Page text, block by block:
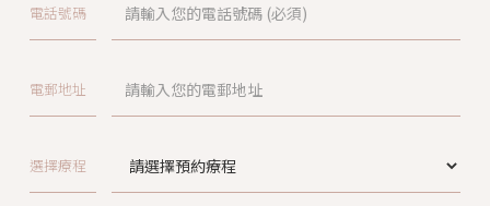
電話號碼
電郵地址
選擇療程